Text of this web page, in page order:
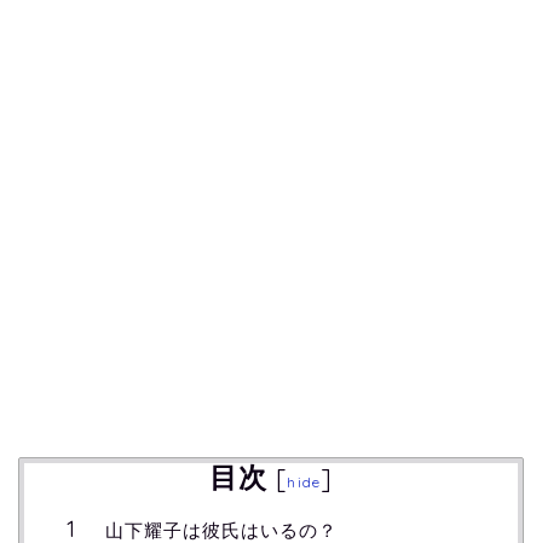
目次 [hide]
山下耀子は彼氏はいるの？